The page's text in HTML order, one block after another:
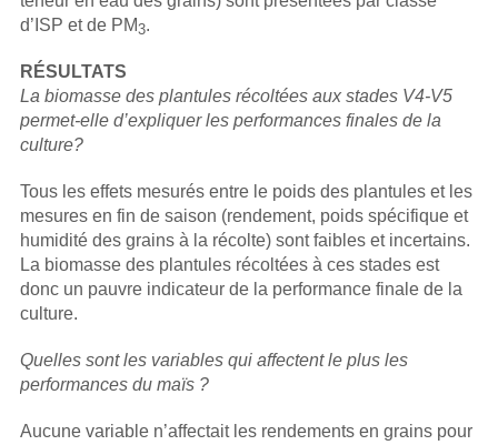
d’ISP et de PM3.
RÉSULTATS
La biomasse des plantules récoltées aux stades V4-V5
permet-elle d’expliquer les performances finales de la
culture?
Tous les effets mesurés entre le poids des plantules et les
mesures en fin de saison (rendement, poids spécifique et
humidité des grains à la récolte) sont faibles et incertains.
La biomasse des plantules récoltées à ces stades est
donc un pauvre indicateur de la performance finale de la
culture.
Quelles sont les variables qui affectent le plus les
performances du maïs ?
Aucune variable n’affectait les rendements en grains pour